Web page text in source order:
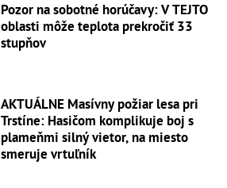
Pozor na sobotné horúčavy: V TEJTO
oblasti môže teplota prekročiť 33
stupňov
AKTUÁLNE Masívny požiar lesa pri
Trstíne: Hasičom komplikuje boj s
plameňmi silný vietor, na miesto
smeruje vrtuľník